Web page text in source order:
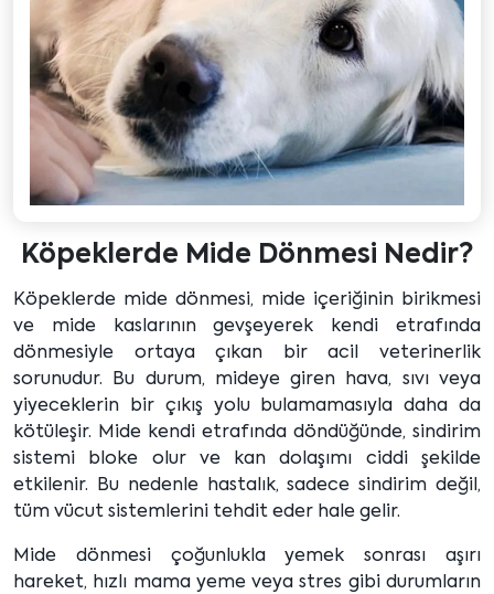
Köpeklerde Mide Dönmesi Nedir?
Köpeklerde mide dönmesi, mide içeriğinin birikmesi
ve mide kaslarının gevşeyerek kendi etrafında
dönmesiyle ortaya çıkan bir acil veterinerlik
sorunudur. Bu durum, mideye giren hava, sıvı veya
yiyeceklerin bir çıkış yolu bulamamasıyla daha da
kötüleşir. Mide kendi etrafında döndüğünde, sindirim
sistemi bloke olur ve kan dolaşımı ciddi şekilde
etkilenir. Bu nedenle hastalık, sadece sindirim değil,
tüm vücut sistemlerini tehdit eder hale gelir.
Mide dönmesi çoğunlukla yemek sonrası aşırı
hareket, hızlı mama yeme veya stres gibi durumların